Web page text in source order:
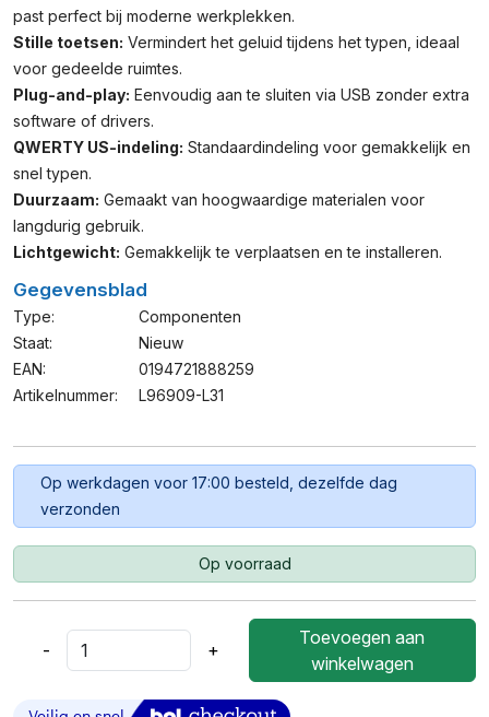
past perfect bij moderne werkplekken.
Stille toetsen: Vermindert het geluid tijdens het typen, ideaal
voor gedeelde ruimtes.
Plug-and-play: Eenvoudig aan te sluiten via USB zonder extra
software of drivers.
QWERTY US-indeling: Standaardindeling voor gemakkelijk en
snel typen.
Duurzaam: Gemaakt van hoogwaardige materialen voor
langdurig gebruik.
Lichtgewicht: Gemakkelijk te verplaatsen en te installeren.
Gegevensblad
Type:
Componenten
Staat:
Nieuw
EAN:
0194721888259
Artikelnummer:
L96909-L31
Op werkdagen voor 17:00 besteld, dezelfde dag
verzonden
Op voorraad
-
USB
+
Toevoegen aan
winkelwagen